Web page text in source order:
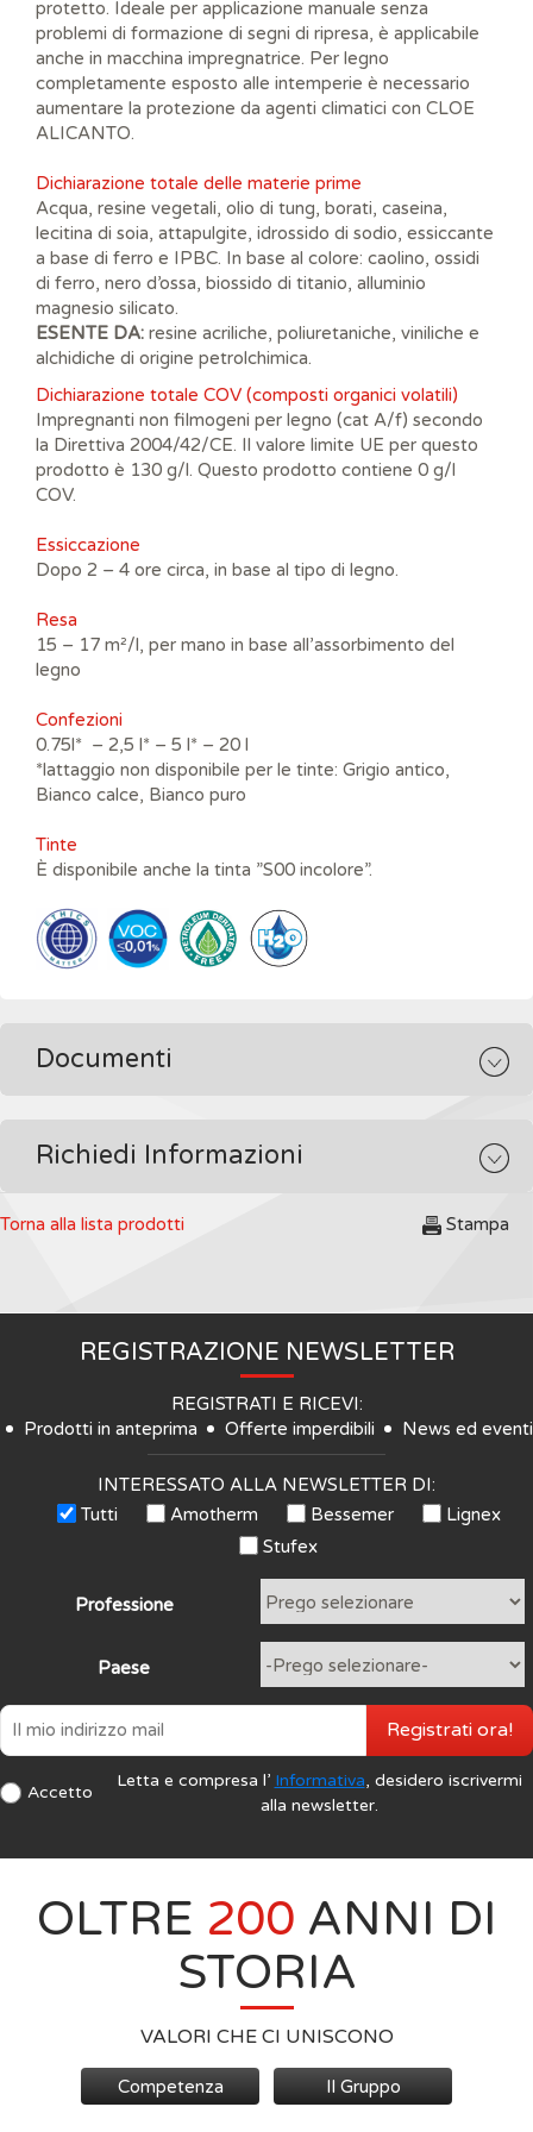
protetto. Ideale per applicazione manuale senza
problemi di formazione di segni di ripresa, è applicabile
anche in macchina impregnatrice. Per legno
completamente esposto alle intemperie è necessario
aumentare la protezione da agenti climatici con CLOE
ALICANTO.
Dichiarazione totale delle materie prime
Acqua, resine vegetali, olio di tung, borati, caseina,
lecitina di soia, attapulgite, idrossido di sodio, essiccante
a base di ferro e IPBC. In base al colore: caolino, ossidi
di ferro, nero d’ossa, biossido di titanio, alluminio
magnesio silicato.
ESENTE DA: resine acriliche, poliuretaniche, viniliche e
alchidiche di origine petrolchimica.
Dichiarazione totale COV (composti organici volatili)
Impregnanti non filmogeni per legno (cat A/f) secondo
la Direttiva 2004/42/CE. Il valore limite UE per questo
prodotto è 130 g/l. Questo prodotto contiene 0 g/l
COV.
Essiccazione
Dopo 2 – 4 ore circa, in base al tipo di legno.
Resa
15 – 17 m²/l, per mano in base all’assorbimento del
legno
Confezioni
0.75l* – 2,5 l* – 5 l* – 20 l
*lattaggio non disponibile per le tinte: Grigio antico,
Bianco calce, Bianco puro
Tinte
È disponibile anche la tinta ”S00 incolore”.
Documenti
Richiedi Informazioni
Torna alla lista prodotti Stampa
REGISTRAZIONE NEWSLETTER
REGISTRATI E RICEVI:
Prodotti in anteprima
Offerte imperdibili News ed eventi
INTERESSATO ALLA NEWSLETTER DI:
Tutti
Amotherm Bessemer
Lignex
Stufex
Professione
Paese
Accetto
Letta e compresa l’ Informativa, desidero iscrivermi
alla newsletter.
Registrati ora!
OLTRE 200 ANNI DI
STORIA
VALORI CHE CI UNISCONO
Competenza Il Gruppo